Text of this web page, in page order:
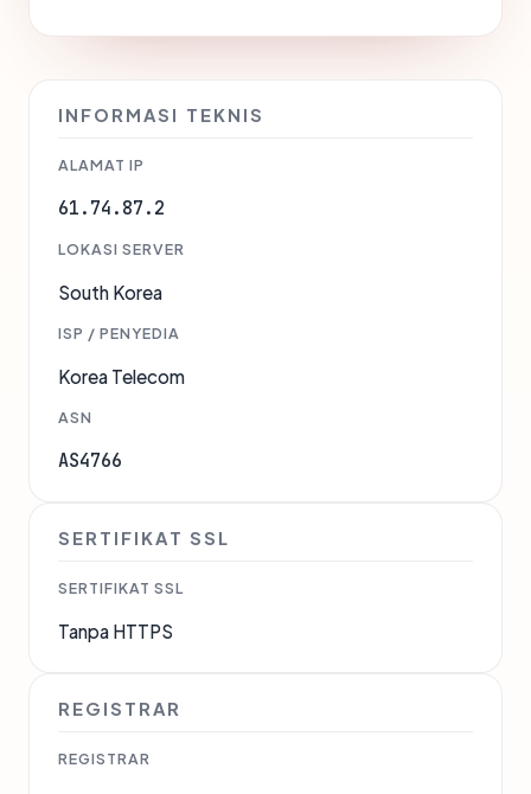
INFORMASI TEKNIS
ALAMAT IP
61.74.87.2
LOKASI SERVER
South Korea
ISP / PENYEDIA
Korea Telecom
ASN
AS4766
SERTIFIKAT SSL
SERTIFIKAT SSL
Tanpa HTTPS
REGISTRAR
REGISTRAR